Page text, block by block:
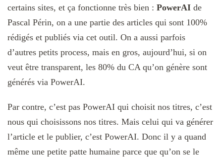
certains sites, et ça fonctionne très bien : PowerAI de
Pascal Périn, on a une partie des articles qui sont 100%
rédigés et publiés via cet outil. On a aussi parfois
d’autres petits process, mais en gros, aujourd’hui, si on
veut être transparent, les 80% du CA qu’on génère sont
générés via PowerAI.
Par contre, c’est pas PowerAI qui choisit nos titres, c’est
nous qui choisissons nos titres. Mais celui qui va générer
l’article et le publier, c’est PowerAI. Donc il y a quand
même une petite patte humaine parce que qu’on se le